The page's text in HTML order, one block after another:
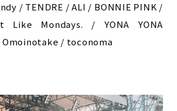
/ TENDRE / ALI / BONNIE PINK /
Mondays. / YONA YONA
Omoinotake / toconoma